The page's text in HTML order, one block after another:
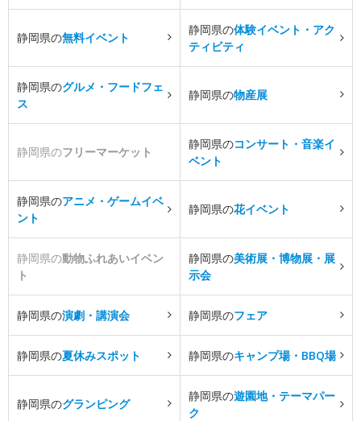
静岡県の無料イベント
静岡県の体験イベント・アク
ティビティ
静岡県のグルメ・フードフェ
ス
静岡県の物産展
静岡県のフリーマーケット
静岡県のコンサート・音楽イ
ベント
静岡県のアニメ・ゲームイベ
ント
静岡県の花イベント
静岡県の動物ふれあいイベン
ト
静岡県の美術展・博物展・展
示会
静岡県の演劇・講演会 静岡県のフェア
静岡県の夏休みスポット 静岡県のキャンプ場・BBQ場
静岡県のグランピング
静岡県の遊園地・テーマパー
ク